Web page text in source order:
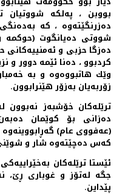
بووبن ، په‌لكه‌ شووتیان
ده‌زرنگێته‌وه ‌، كه‌
شووتی ده‌یانگوت (حوكمه‌
ده‌زگا حزبی و ئه‌منییه‌كانی
كردبوو ، ده‌نا ئێمه‌ دوور
وێك هاتبووه‌وه‌ و به‌
زۆربه‌یان به‌زۆر هێنرابوون.
ترێله‌كان خۆشبه‌ز
ده‌زانی بۆ كوێمان
(عه‌فووی عام)
كه‌س ده‌چێته‌وه‌ شار و
ئێستا ترێله‌كان
جگه‌ له‌تۆز و غوباری ڕێ،
پێداین.